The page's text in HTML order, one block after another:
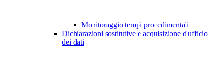
Monitoraggio tempi procedimentali
Dichiarazioni sostitutive e acquisizione d'ufficio
dei dati